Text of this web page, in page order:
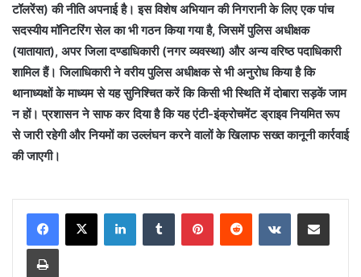
टॉलरेंस) की नीति अपनाई है। इस विशेष अभियान की निगरानी के लिए एक पांच
सदस्यीय मॉनिटरिंग सेल का भी गठन किया गया है, जिसमें पुलिस अधीक्षक
(यातायात), अपर जिला दण्डाधिकारी (नगर व्यवस्था) और अन्य वरिष्ठ पदाधिकारी
शामिल हैं। जिलाधिकारी ने वरीय पुलिस अधीक्षक से भी अनुरोध किया है कि
थानाध्यक्षों के माध्यम से यह सुनिश्चित करें कि किसी भी स्थिति में दोबारा सड़कें जाम
न हों। प्रशासन ने साफ कर दिया है कि यह एंटी-इंक्रोचमेंट ड्राइव नियमित रूप
से जारी रहेगी और नियमों का उल्लंघन करने वालों के खिलाफ सख्त कानूनी कार्रवाई
की जाएगी।
LinkedInTumblr PinterestReddit VKontakteShare via Email
Print